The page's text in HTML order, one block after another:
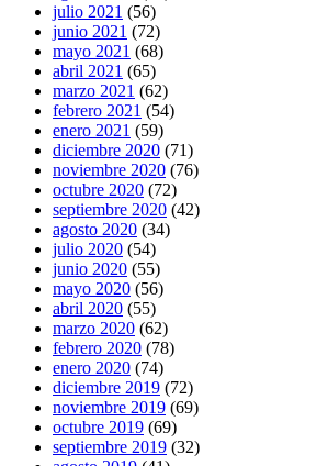
julio 2021 (56)
junio 2021 (72)
mayo 2021 (68)
abril 2021 (65)
marzo 2021 (62)
febrero 2021 (54)
enero 2021 (59)
diciembre 2020 (71)
noviembre 2020 (76)
octubre 2020 (72)
septiembre 2020 (42)
agosto 2020 (34)
julio 2020 (54)
junio 2020 (55)
mayo 2020 (56)
abril 2020 (55)
marzo 2020 (62)
febrero 2020 (78)
enero 2020 (74)
diciembre 2019 (72)
noviembre 2019 (69)
octubre 2019 (69)
septiembre 2019 (32)